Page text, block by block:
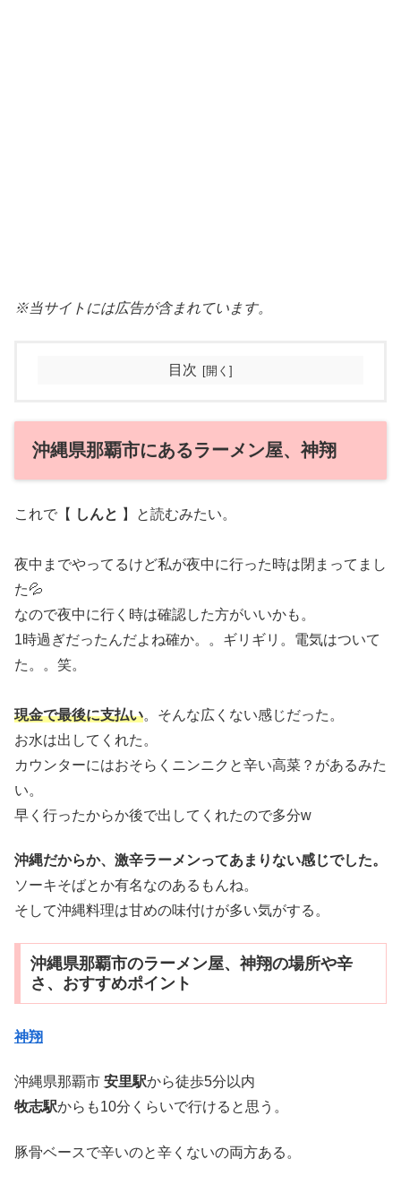
※当サイトには広告が含まれています。
目次
沖縄県那覇市にあるラーメン屋、神翔
これで【 しんと 】と読むみたい。
夜中までやってるけど私が夜中に行った時は閉まってまし
た💦
なので夜中に行く時は確認した方がいいかも。
1時過ぎだったんだよね確か。。ギリギリ。電気はついて
た。。笑。
現金で最後に支払い。そんな広くない感じだった。
お水は出してくれた。
カウンターにはおそらくニンニクと辛い高菜？があるみた
い。
早く行ったからか後で出してくれたので多分w
沖縄だからか、激辛ラーメンってあまりない感じでした。
ソーキそばとか有名なのあるもんね。
そして沖縄料理は甘めの味付けが多い気がする。
沖縄県那覇市のラーメン屋、神翔の場所や辛
さ、おすすめポイント
神翔
沖縄県那覇市 安里駅から徒歩5分以内
牧志駅からも10分くらいで行けると思う。
豚骨ベースで辛いのと辛くないの両方ある。